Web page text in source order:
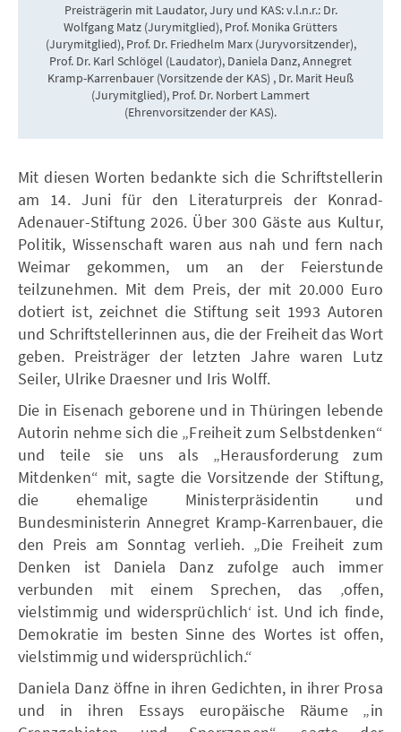
Preisträgerin mit Laudator, Jury und KAS: v.l.n.r.: Dr.
Wolfgang Matz (Jurymitglied), Prof. Monika Grütters
(Jurymitglied), Prof. Dr. Friedhelm Marx (Juryvorsitzender),
Prof. Dr. Karl Schlögel (Laudator), Daniela Danz, Annegret
Kramp-Karrenbauer (Vorsitzende der KAS) , Dr. Marit Heuß
(Jurymitglied), Prof. Dr. Norbert Lammert
(Ehrenvorsitzender der KAS).
Mit diesen Worten bedankte sich die Schriftstellerin
am 14. Juni für den Literaturpreis der Konrad-
Adenauer-Stiftung 2026. Über 300 Gäste aus Kultur,
Politik, Wissenschaft waren aus nah und fern nach
Weimar gekommen, um an der Feierstunde
teilzunehmen. Mit dem Preis, der mit 20.000 Euro
dotiert ist, zeichnet die Stiftung seit 1993 Autoren
und Schriftstellerinnen aus, die der Freiheit das Wort
geben. Preisträger der letzten Jahre waren Lutz
Seiler, Ulrike Draesner und Iris Wolff.
Die in Eisenach geborene und in Thüringen lebende
Autorin nehme sich die „Freiheit zum Selbstdenken“
und teile sie uns als „Herausforderung zum
Mitdenken“ mit, sagte die Vorsitzende der Stiftung,
die ehemalige Ministerpräsidentin und
Bundesministerin Annegret Kramp-Karrenbauer, die
den Preis am Sonntag verlieh. „Die Freiheit zum
Denken ist Daniela Danz zufolge auch immer
verbunden mit einem Sprechen, das ‚offen,
vielstimmig und widersprüchlich‘ ist. Und ich finde,
Demokratie im besten Sinne des Wortes ist offen,
vielstimmig und widersprüchlich.“
Daniela Danz öffne in ihren Gedichten, in ihrer Prosa
und in ihren Essays europäische Räume „in